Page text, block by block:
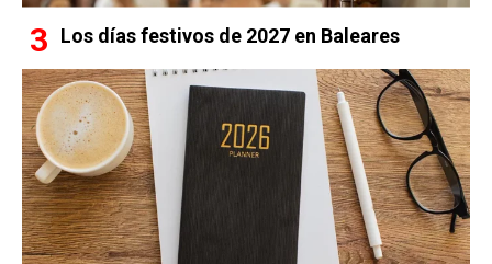
Los días festivos de 2027 en Baleares